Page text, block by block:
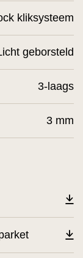
kliksysteem
geborsteld
3-laags
3 mm